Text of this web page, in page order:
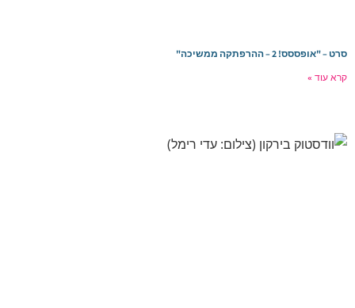
סרט – "אופססס! 2 – ההרפתקה ממשיכה"
קרא עוד »